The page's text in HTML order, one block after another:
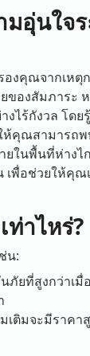
อุ่นใจ
งคุณจากเห
องสัมภาระ
ไร้กังวล โด
คุณสามารถ
ยในพื้นที่ห่าง
พื่อช่วยให้คุ
ท่าไหร่?
น:
ยที่สูงกว่าเมื่
ติมจะมีราคา